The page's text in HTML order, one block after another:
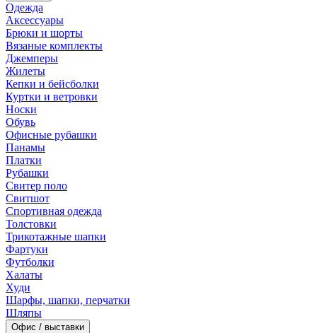
Одежда
Аксессуары
Брюки и шорты
Вязаные комплекты
Джемперы
Жилеты
Кепки и бейсболки
Куртки и ветровки
Носки
Обувь
Офисные рубашки
Панамы
Платки
Рубашки
Свитер поло
Свитшот
Спортивная одежда
Толстовки
Трикотажные шапки
Фартуки
Футболки
Халаты
Худи
Шарфы, шапки, перчатки
Шляпы
Офис / выставки